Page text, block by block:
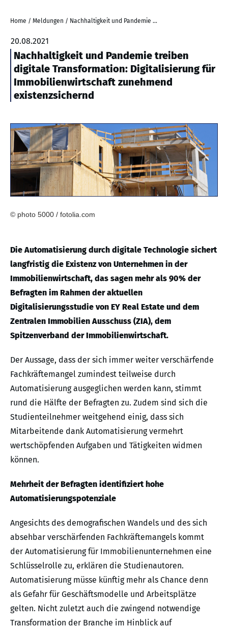
Home / Meldungen / Nachhaltigkeit und Pandemie treiben digitale Transformation: Digitalisierung für Immobilienwirtschaft zunehmend existenzsichernd
20.08.2021
Nachhaltigkeit und Pandemie treiben
digitale Transformation: Digitalisierung für
Immobilienwirtschaft zunehmend
existenzsichernd
© photo 5000 / fotolia.com
Die Automatisierung durch digitale Technologie sichert
langfristig die Existenz von Unternehmen in der
Immobilienwirtschaft, das sagen mehr als 90% der
Befragten im Rahmen der aktuellen
Digitalisierungsstudie von EY Real Estate und dem
Zentralen Immobilien Ausschuss (ZIA), dem
Spitzenverband der Immobilienwirtschaft.
Der Aussage, dass der sich immer weiter verschärfende
Fachkräftemangel zumindest teilweise durch
Automatisierung ausgeglichen werden kann, stimmt
rund die Hälfte der Befragten zu. Zudem sind sich die
Studienteilnehmer weitgehend einig, dass sich
Mitarbeitende dank Automatisierung vermehrt
wertschöpfenden Aufgaben und Tätigkeiten widmen
können.
Mehrheit der Befragten identifiziert hohe
Automatisierungspotenziale
Angesichts des demografischen Wandels und des sich
absehbar verschärfenden Fachkräftemangels kommt
der Automatisierung für Immobilienunternehmen eine
Schlüsselrolle zu, erklären die Studienautoren.
Automatisierung müsse künftig mehr als Chance denn
als Gefahr für Geschäftsmodelle und Arbeitsplätze
gelten. Nicht zuletzt auch die zwingend notwendige
Transformation der Branche im Hinblick auf